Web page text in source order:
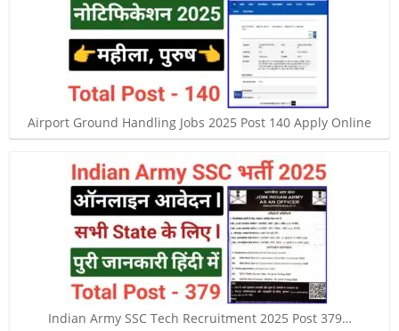
Airport Ground Handling Jobs 2025 Post 140 Apply Online
Indian Army SSC Tech Recruitment 2025 Post 379…